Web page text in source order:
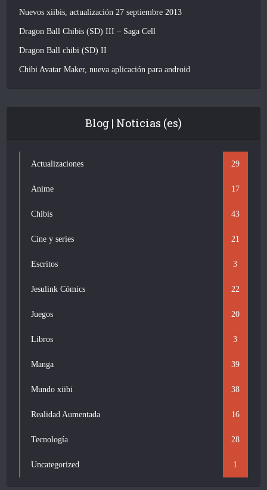
Nuevos xiibis, actualización 27 septiembre 2013
Dragon Ball Chibis (SD) III – Saga Cell
Dragon Ball chibi (SD) II
Chibi Avatar Maker, nueva aplicación para android
Blog | Noticias (es)
Actualizaciones 29
Anime 17
Chibis 43
Cine y series 21
Escritos 3
Jesulink Cómics 22
Juegos 20
Libros 3
Manga 39
Mundo xiibi 38
Realidad Aumentada 16
Tecnología 28
Uncategorized 1